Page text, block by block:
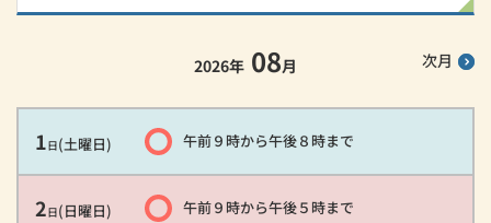
2026年 08月 次月
1日(土曜日) 午前９時から午後８時まで
2日(日曜日) 午前９時から午後５時まで